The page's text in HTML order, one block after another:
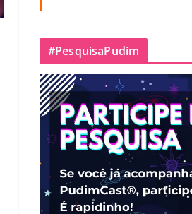
#PesquisaPudim